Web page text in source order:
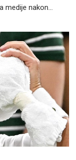
medije nakon...